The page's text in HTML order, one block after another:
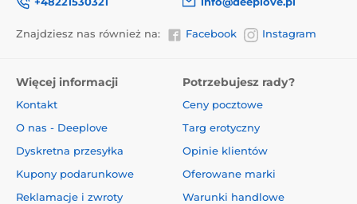
Znajdziesz nas również na: Facebook Instagram
Więcej informacji
Kontakt
O nas - Deeplove
Dyskretna przesyłka
Kupony podarunkowe
Reklamacje i zwroty
Potrzebujesz rady?
Ceny pocztowe
Targ erotyczny
Opinie klientów
Oferowane marki
Warunki handlowe